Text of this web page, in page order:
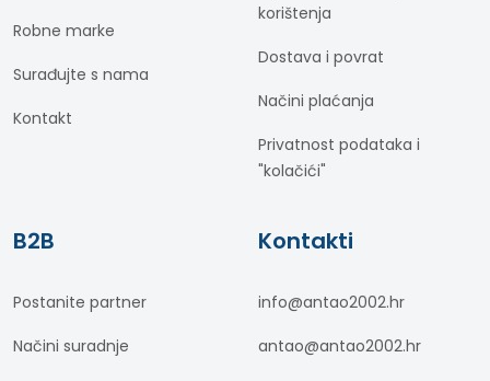
Robne marke
Surađujte s nama
Kontakt
korištenja
Dostava i povrat
Načini plaćanja
Privatnost podataka i
"kolačići"
B2B
Postanite partner
Načini suradnje
Kontakti
info@antao2002.hr
antao@antao2002.hr